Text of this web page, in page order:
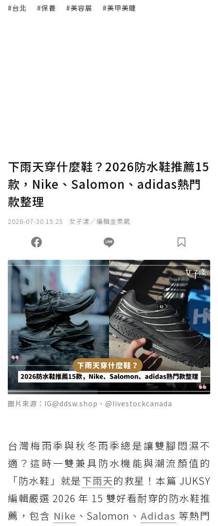
#台北 #保養 #美容展 #美甲美睫
下雨天穿什麼鞋？2026防水鞋推薦15
款，Nike、Salomon、adidas熱門
款整理
2026-07-30 15:25 女子漾／編輯金柔葳
圖片來源：IG@ddsw.shop、@livestockcanada
台灣梅雨季與秋冬雨季總是讓雙腳悶濕不
適？這時一雙兼具防水機能與潮流顏值的
「防水鞋」就是下雨天的救星！本篇 JUKSY
編輯嚴選 2026 年 15 雙好看耐穿的防水鞋推
薦，包含 Nike 、Salomon、Adidas 等熱門